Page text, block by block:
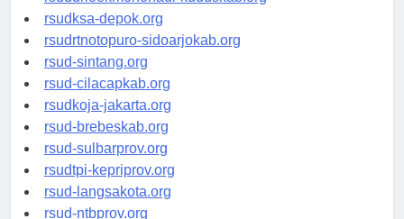
rsuddrloekmonohadi-kuduskab.org
rsudksa-depok.org
rsudrtnotopuro-sidoarjokab.org
rsud-sintang.org
rsud-cilacapkab.org
rsudkoja-jakarta.org
rsud-brebeskab.org
rsud-sulbarprov.org
rsudtpi-kepriprov.org
rsud-langsakota.org